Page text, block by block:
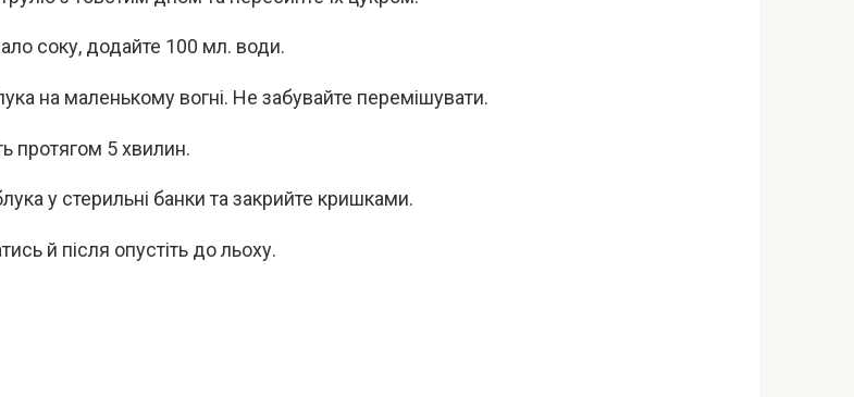
соку, додайте 100 мл. води.
на маленькому вогні. Не забувайте перемішувати.
протягом 5 хвилин.
у стерильні банки та закрийте кришками.
й після опустіть до льоху.